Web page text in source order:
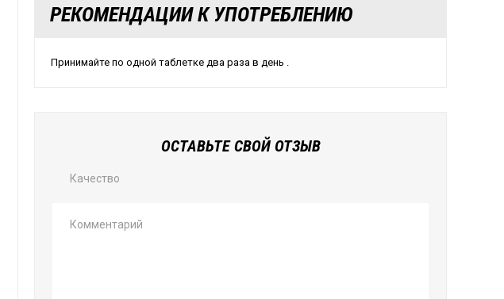
РЕКОМЕНДАЦИИ К УПОТРЕБЛЕНИЮ
Принимайте по одной таблетке два раза в день .
ОСТАВЬТЕ СВОЙ ОТЗЫВ
Качество